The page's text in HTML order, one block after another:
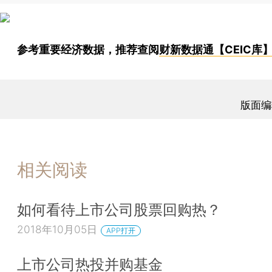
参考重要经济数据，推荐查阅财新数据通【CEIC库】
版面
相关阅读
如何看待上市公司股票回购热？
2018年10月05日 APP打开
上市公司热投并购基金